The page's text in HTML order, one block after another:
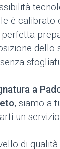
è calibrato
dello
a
, siamo a
un
di